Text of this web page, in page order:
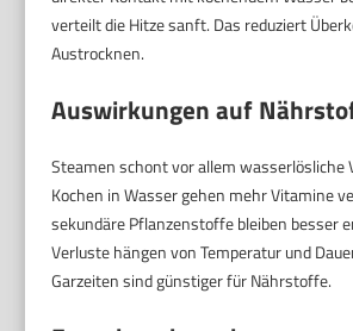
verteilt die Hitze sanft. Das reduziert
Austrocknen.
Auswirkungen auf
Steamen schont vor allem wasserlösliche
Kochen in Wasser gehen mehr Vitamine
sekundäre Pflanzenstoffe bleiben besser
Verluste hängen von Temperatur und
Garzeiten sind günstiger für Nährstoffe.